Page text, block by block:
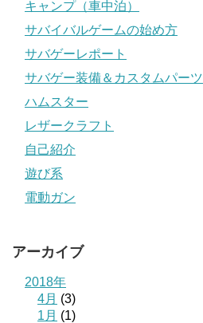
キャンプ（車中泊）
サバイバルゲームの始め方
サバゲーレポート
サバゲー装備＆カスタムパーツ
ハムスター
レザークラフト
自己紹介
遊び系
電動ガン
アーカイブ
2018年
4月 (3)
1月 (1)